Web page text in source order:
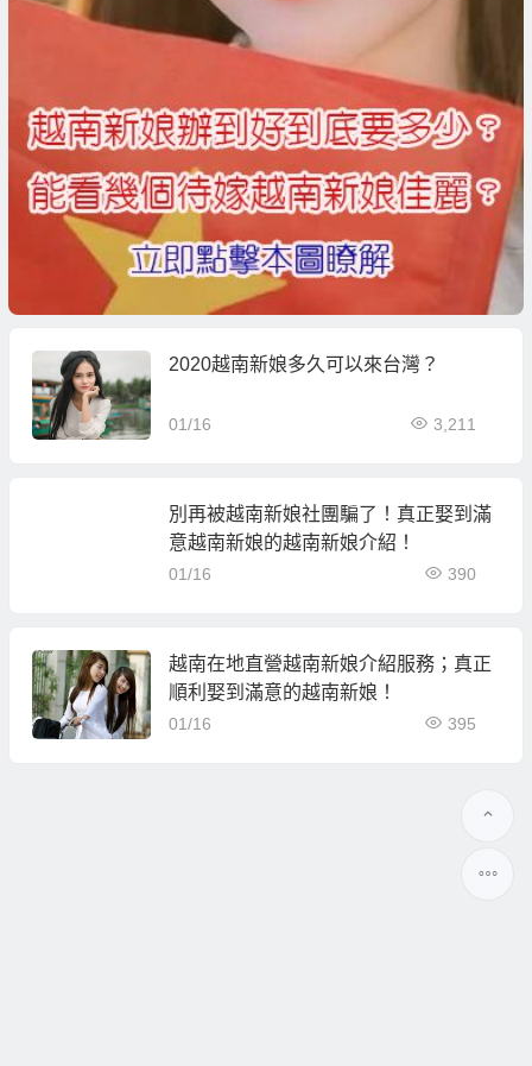
2020越南新娘多久可以來台灣？
01/16 3,211
別再被越南新娘社團騙了！真正娶到滿
意越南新娘的越南新娘介紹！
01/16 390
越南在地直營越南新娘介紹服務；真正
順利娶到滿意的越南新娘！
01/16 395